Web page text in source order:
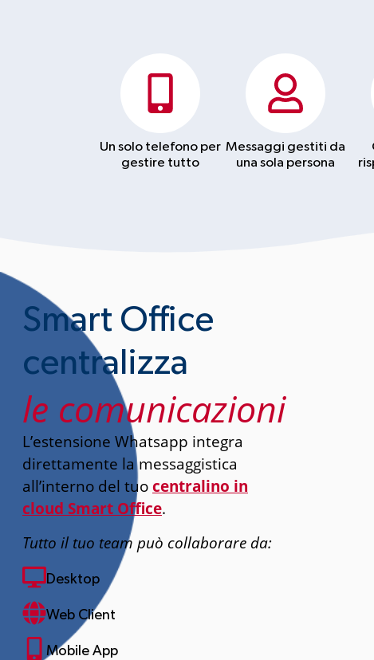
Un solo telefono per
gestire tutto
Messaggi gestiti da
una sola persona
Smart Office
centralizza
le comunicazioni​
L’estensione Whatsapp integra
direttamente la messaggistica
all’interno del tuocentralino in
cloud Smart Office.
Tutto il tuo team può collaborare da:
Desktop
Web Client
Mobile App